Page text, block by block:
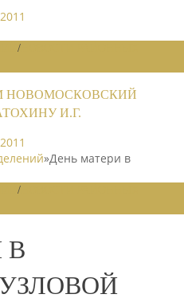
/
НОВОМОСКОВСКИЙ
И.Г.
»День матери в
/
В